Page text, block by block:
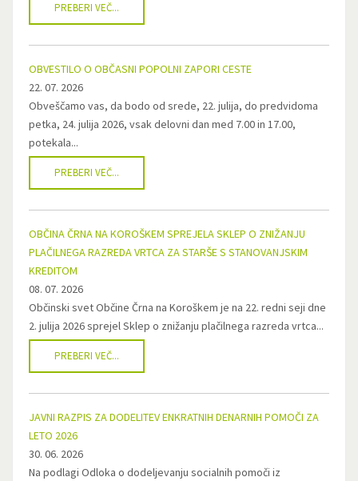
PREBERI VEČ...
OBVESTILO O OBČASNI POPOLNI ZAPORI CESTE
22. 07. 2026
Obveščamo vas, da bodo od srede, 22. julija, do predvidoma
petka, 24. julija 2026, vsak delovni dan med 7.00 in 17.00,
potekala...
PREBERI VEČ...
OBČINA ČRNA NA KOROŠKEM SPREJELA SKLEP O ZNIŽANJU
PLAČILNEGA RAZREDA VRTCA ZA STARŠE S STANOVANJSKIM
KREDITOM
08. 07. 2026
Občinski svet Občine Črna na Koroškem je na 22. redni seji dne
2. julija 2026 sprejel Sklep o znižanju plačilnega razreda vrtca...
PREBERI VEČ...
JAVNI RAZPIS ZA DODELITEV ENKRATNIH DENARNIH POMOČI ZA
LETO 2026
30. 06. 2026
Na podlagi Odloka o dodeljevanju socialnih pomoči iz